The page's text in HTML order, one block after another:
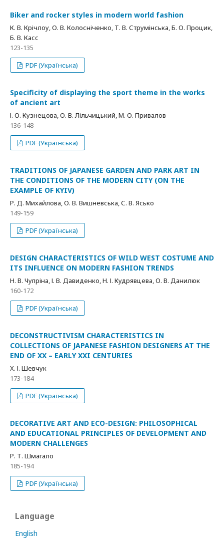
Biker and rocker styles in modern world fashion
К. В. Крічлоу, О. В. Колосніченко, Т. В. Струмінська, Б. О. Процик,
Б. В. Касс
123-135
PDF (Українська)
Specificity of displaying the sport theme in the works
of ancient art
І. О. Кузнецова, О. В. Лільчицький, М. О. Привалов
136-148
PDF (Українська)
TRADITIONS OF JAPANESE GARDEN AND PARK ART IN
THE CONDITIONS OF THE MODERN CITY (ON THE
EXAMPLE OF KYIV)
Р. Д. Михайлова, О. В. Вишневська, С. В. Ясько
149-159
PDF (Українська)
DESIGN CHARACTERISTICS OF WILD WEST COSTUME AND
ITS INFLUENCE ON MODERN FASHION TRENDS
Н. В. Чупріна, І. В. Давиденко, Н. І. Кудрявцева, О. В. Данилюк
160-172
PDF (Українська)
DECONSTRUCTIVISM CHARACTERISTICS IN
COLLECTIONS OF JAPANESE FASHION DESIGNERS AT THE
END OF XX – EARLY XXI CENTURIES
Х. І. Шевчук
173-184
PDF (Українська)
DECORATIVE ART AND ECO-DESIGN: PHILOSOPHICAL
AND EDUCATIONAL PRINCIPLES OF DEVELOPMENT AND
MODERN CHALLENGES
Р. Т. Шмагало
185-194
PDF (Українська)
Language
English